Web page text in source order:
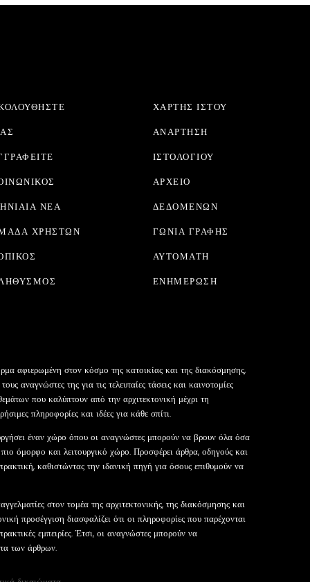
αφιερωμένη στον κόσμο της κατοικίας και της διακόσμησης,
αναγνώστες της για τις τελευταίες τάσεις και καινοτομίες
που καλύπτουν από την αρχιτεκτονική μέχρι τη
πληροφορίες και ιδέες για κάθε σπίτι.
έναν χώρο όπου οι αναγνώστες μπορούν να βρουν όλα όσα
όμορφο και λειτουργικό χώρο. Προσφέρει άρθρα, οδηγούς και
καθιστώντας την ιδανική πηγή για όσους επιθυμούν να
στον τομέα της αρχιτεκτονικής, της διακόσμησης και
προσέγγιση διασφαλίζει ότι οι πληροφορίες που παρέχονται
εμπειρίες. Έτσι, οι αναγνώστες μπορούν να
των άρθρων.
ΝΈΑ
ΧΡΗΣΤΏΝ
ΧΆΡΤΗΣ ΙΣΤΟΎ
ΑΝΆΡΤΗΣΗ
ΙΣΤΟΛΟΓΊΟΥ
ΑΡΧΕΊΟ
ΔΕΔΟΜΈΝΩΝ
ΓΩΝΙΆ ΓΡΑΦΉΣ
ΑΥΤΌΜΑΤΗ
ΕΝΗΜΈΡΩΣΗ